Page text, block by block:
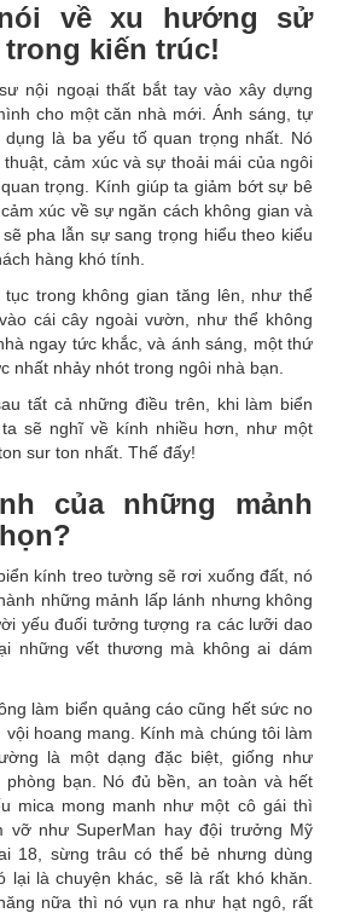
về xu hướng sử
kiến trúc!
nội ngoại thất bắt tay vào xây dựng
cho một căn nhà mới. Ánh sáng, tự
là ba yếu tố quan trọng nhất. Nó
cảm xúc và sự thoải mái của ngôi
trọng. Kính giúp ta giảm bớt sự bê
xúc về sự ngăn cách không gian và
pha lẫn sự sang trọng hiểu theo kiểu
hàng khó tính.
trong không gian tăng lên, như thể
cái cây ngoài vườn, như thể không
ngay tức khắc, và ánh sáng, một thứ
nhất nhảy nhót trong ngôi nhà bạn.
tất cả những điều trên, khi làm biển
sẽ nghĩ về kính nhiều hơn, như một
sur ton nhất. Thế đấy!
của những mảnh
kính treo tường sẽ rơi xuống đất, nó
những mảnh lấp lánh nhưng không
yếu đuối tưởng tượng ra các lưỡi dao
những vết thương mà không ai dám
làm biển quảng cáo cũng hết sức no
hoang mang. Kính mà chúng tôi làm
là một dạng đặc biệt, giống như
phòng bạn. Nó đủ bền, an toàn và hết
mica mong manh như một cô gái thì
vỡ như SuperMan hay đội trưởng Mỹ
18, sừng trâu có thể bẻ nhưng dùng
lại là chuyện khác, sẽ là rất khó khăn.
nữa thì nó vụn ra như hạt ngô, rất